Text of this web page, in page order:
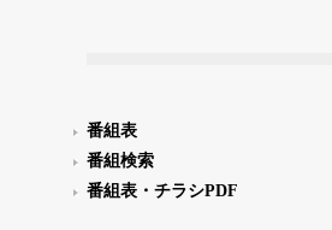
番組表
番組検索
番組表・チラシPDF